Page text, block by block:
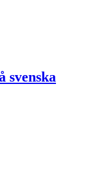
svenska